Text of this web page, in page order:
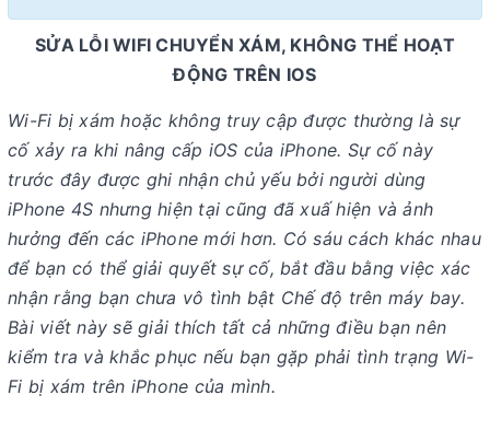
SỬA LỖI WIFI CHUYỂN XÁM, KHÔNG THỂ HOẠT
ĐỘNG TRÊN IOS
Wi-Fi bị xám hoặc không truy cập được thường là sự
cố xảy ra khi nâng cấp iOS của iPhone. Sự cố này
trước đây được ghi nhận chủ yếu bởi người dùng
iPhone 4S nhưng hiện tại cũng đã xuấ hiện và ảnh
hưởng đến các iPhone mới hơn. Có sáu cách khác nhau
để bạn có thể giải quyết sự cố, bắt đầu bằng việc xác
nhận rằng bạn chưa vô tình bật Chế độ trên máy bay.
Bài viết này sẽ giải thích tất cả những điều bạn nên
kiểm tra và khắc phục nếu bạn gặp phải tình trạng Wi-
Fi bị xám trên iPhone của mình.